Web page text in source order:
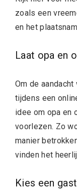
zoals een
en het
Laat opa en
Om de
tijdens een
idee om opa en
voorlezen. Zo
manier
vinden het
Kies een